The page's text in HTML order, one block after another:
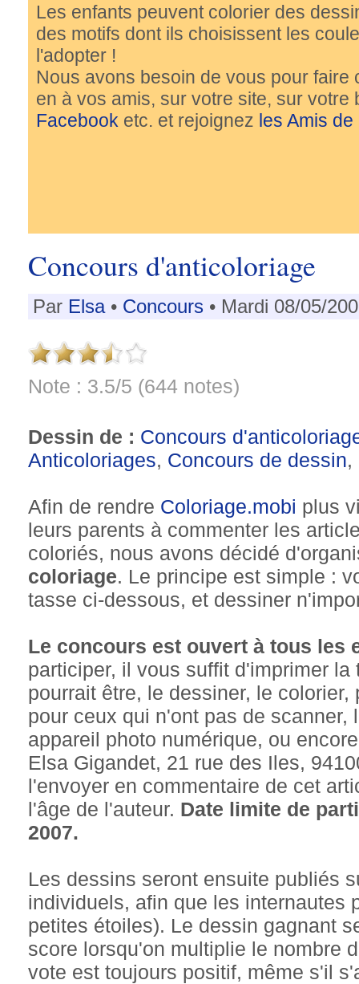
Les enfants peuvent colorier des
des motifs dont ils choisissent les
l'adopter !
Nous avons besoin de vous pour
en à vos amis, sur votre site, sur
Facebook etc. et rejoignez les Amis
Concours d'anticoloriage
Par Elsa• Concours • Mardi 08/05/
Note : 3.5/5 (644 notes)
Dessin de : Concours
Anticoloriages, Concours de dessin,
Afin de rendre Coloriage.mobi plus
leurs parents à commenter les
coloriés, nous avons décidé
coloriage. Le principe est simple :
tasse ci-dessous, et dessiner
Le concours est ouvert à tous les
participer, il vous suffit d'imprimer
pourrait être, le dessiner, le
pour ceux qui n'ont pas de scanner,
appareil photo numérique, ou
Elsa Gigandet, 21 rue des Iles,
l'envoyer en commentaire de cet
l'âge de l'auteur. Date limite de
2007.
Les dessins seront ensuite publiés
individuels, afin que les internautes
petites étoiles). Le dessin gagnant
score lorsqu'on multiplie le nombre
vote est toujours positif, même s'il